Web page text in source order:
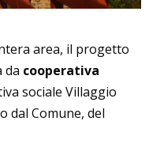
area, il progetto
da cooperativa
sociale Villaggio
dal Comune, del